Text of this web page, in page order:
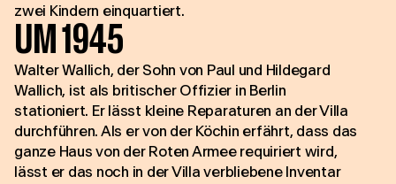
zwei Kindern einquartiert.
UM 1945
Walter Wallich, der Sohn von Paul und Hildegard
Wallich, ist als britischer Offizier in Berlin
stationiert. Er lässt kleine Reparaturen an der Villa
durchführen. Als er von der Köchin erfährt, dass das
ganze Haus von der Roten Armee requiriert wird,
lässt er das noch in der Villa verbliebene Inventar